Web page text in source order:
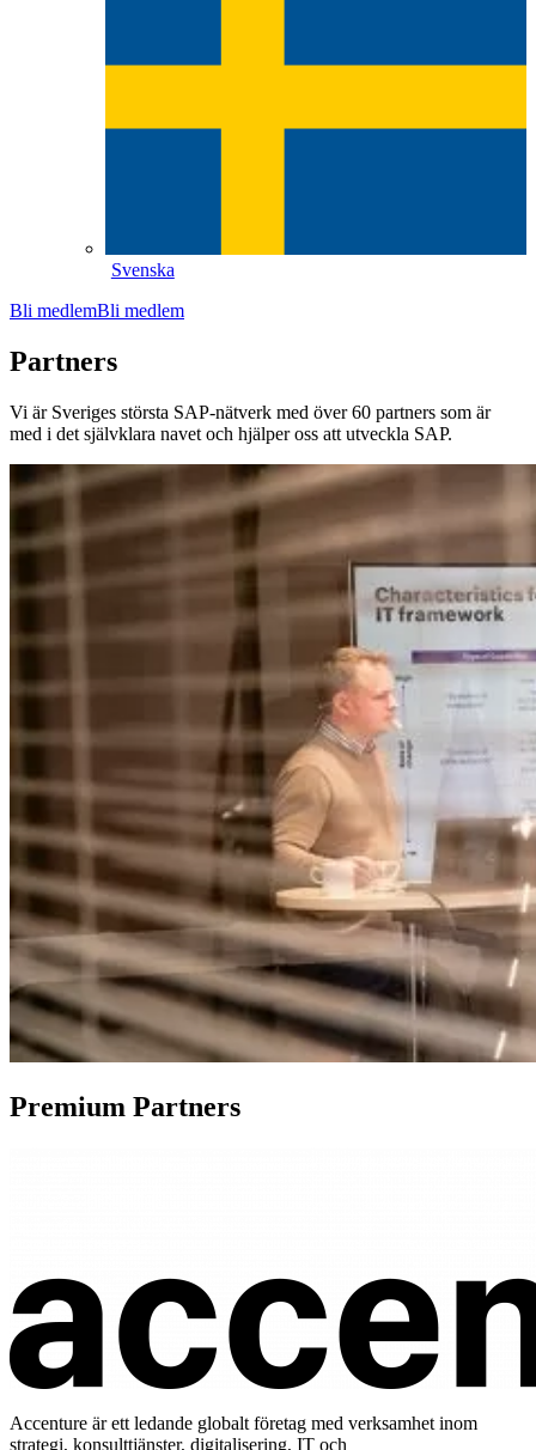
Svenska
Bli medlemBli medlem
Partners
Vi är Sveriges största SAP-nätverk med över 60 partners som är
med i det självklara navet och hjälper oss att utveckla SAP.
Premium Partners
Accenture är ett ledande globalt företag med verksamhet inom
strategi, konsulttjänster, digitalisering, IT och